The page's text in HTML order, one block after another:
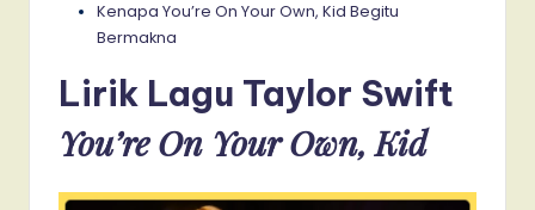
Kenapa You’re On Your Own, Kid Begitu
Bermakna
Lirik Lagu Taylor Swift
You’re On Your Own, Kid